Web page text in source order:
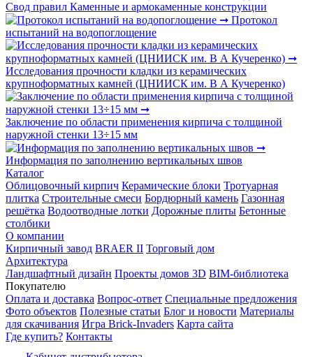
Свод правил Каменные и армокаменные конструкции
Протокол
испытаний на водопоглощение
Исследования прочности кладки из керамических
крупноформатных камней (ЦНИИСК им. В А Кучеренко)
Заключение по области применения кирпича с толщиной
наружной стенки 13÷15 мм
Информация по заполнению вертикальных швов
Каталог
Облицовочный кирпич Керамические блоки Тротуарная
плитка Строительные смеси Бордюрный камень Газонная
решётка Водоотводные лотки Дорожные плиты Бетонные
столбики
О компании
Кирпичный завод BRAER II Торговый дом
Архитектура
Ландшафтный дизайн Проекты домов 3D BIM-библиотека
Покупателю
Оплата и доставка Вопрос-ответ Специальные предложения
Фото объектов Полезные статьи Блог и новости Материалы
для скачивания Игра Brick-Invaders Карта сайта
Где купить? Контакты